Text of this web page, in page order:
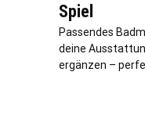
Spiel
Passendes
deine
ergänzen –